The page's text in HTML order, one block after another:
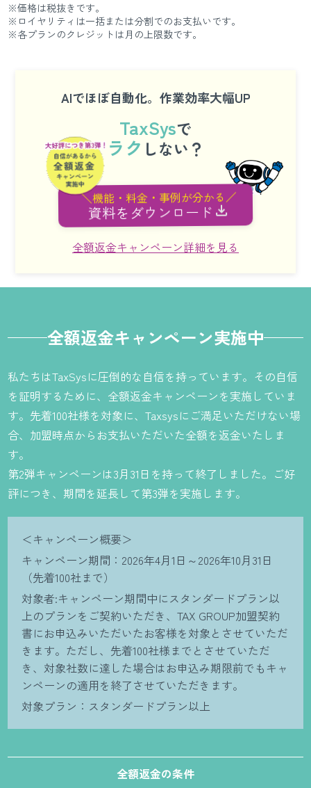
※価格は税抜きです。
※ロイヤリティは一括または分割でのお支払いです。
※各プランのクレジットは月の上限数です。
AIでほぼ自動化。作業効率大幅UP
TaxSysで
ラク しない？
＼機能・料金・事例が分かる／
資料をダウンロード
全額返金キャンペーン詳細を見る
全額返金キャンペーン実施中
私たちはTaxSysに圧倒的な自信を持っています。その自信
を証明するために、全額返金キャンペーンを実施していま
す。先着100社様を対象に、Taxsysにご満足いただけない場
合、加盟時点からお支払いただいた全額を返金いたしま
す。
第2弾キャンペーンは3月31日を持って終了しました。ご好
評につき、期間を延長して第3弾を実施します。
＜キャンペーン概要＞
キャンペーン期間：2026年4月1日～2026年10月31日
（先着100社まで）
対象者:キャンペーン期間中にスタンダードプラン以
上のプランをご契約いただき、TAX GROUP加盟契約
書にお申込みいただいたお客様を対象とさせていただ
きます。ただし、先着100社様までとさせていただ
き、対象社数に達した場合はお申込み期限前でもキャ
ンペーンの適用を終了させていただきます。
対象プラン：スタンダードプラン以上
全額返金の条件